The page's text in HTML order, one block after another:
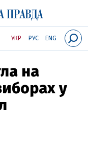
УКР РУС ENG
на
у